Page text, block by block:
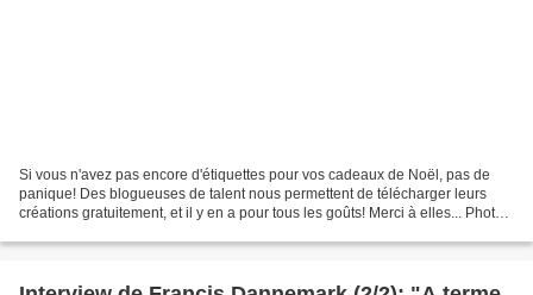
Si vous n'avez pas encore d'étiquettes pour vos cadeaux de Noël, pas de
panique! Des blogueuses de talent nous permettent de télécharger leurs
créations gratuitement, et il y en a pour tous les goûts! Merci à elles... Photo